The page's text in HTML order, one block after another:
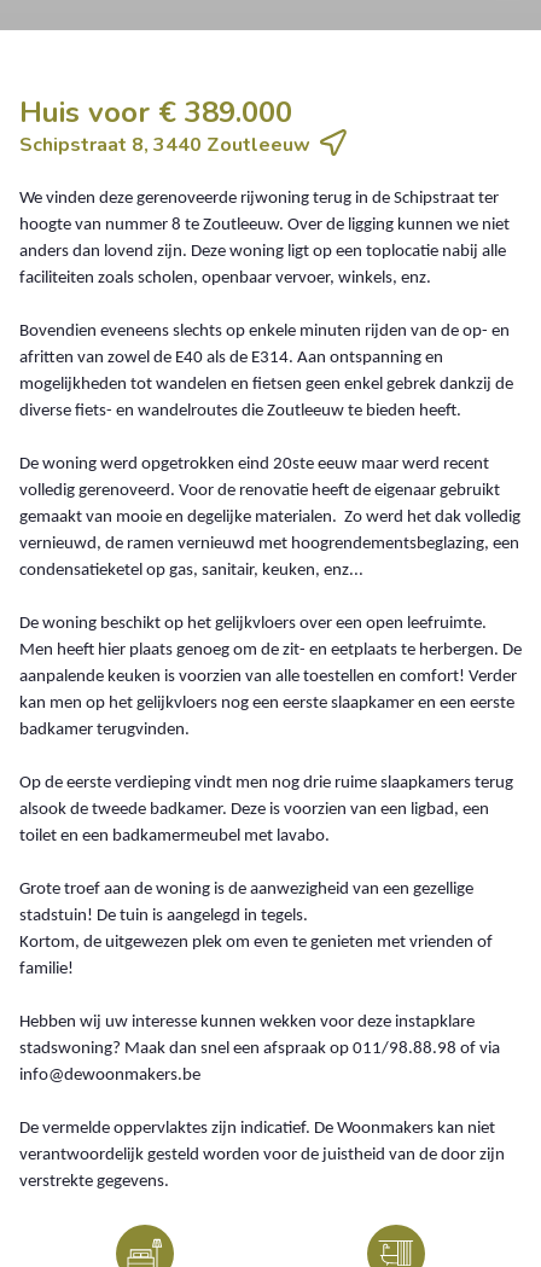
Huis voor € 389.000
Schipstraat 8, 3440 Zoutleeuw
We vinden deze gerenoveerde rijwoning terug in de Schipstraat ter
hoogte van nummer 8 te Zoutleeuw. Over de ligging kunnen we niet
anders dan lovend zijn. Deze woning ligt op een toplocatie nabij alle
faciliteiten zoals scholen, openbaar vervoer, winkels, enz.
Bovendien eveneens slechts op enkele minuten rijden van de op- en
afritten van zowel de E40 als de E314. Aan ontspanning en
mogelijkheden tot wandelen en fietsen geen enkel gebrek dankzij de
diverse fiets- en wandelroutes die Zoutleeuw te bieden heeft.
De woning werd opgetrokken eind 20ste eeuw maar werd recent
volledig gerenoveerd. Voor de renovatie heeft de eigenaar gebruikt
gemaakt van mooie en degelijke materialen. Zo werd het dak volledig
vernieuwd, de ramen vernieuwd met hoogrendementsbeglazing, een
condensatieketel op gas, sanitair, keuken, enz...
De woning beschikt op het gelijkvloers over een open leefruimte.
Men heeft hier plaats genoeg om de zit- en eetplaats te herbergen. De
aanpalende keuken is voorzien van alle toestellen en comfort! Verder
kan men op het gelijkvloers nog een eerste slaapkamer en een eerste
badkamer terugvinden.
Op de eerste verdieping vindt men nog drie ruime slaapkamers terug
alsook de tweede badkamer. Deze is voorzien van een ligbad, een
toilet en een badkamermeubel met lavabo.
Grote troef aan de woning is de aanwezigheid van een gezellige
stadstuin! De tuin is aangelegd in tegels.
Kortom, de uitgewezen plek om even te genieten met vrienden of
familie!
Hebben wij uw interesse kunnen wekken voor deze instapklare
stadswoning? Maak dan snel een afspraak op 011/98.88.98 of via
info@dewoonmakers.be
De vermelde oppervlaktes zijn indicatief. De Woonmakers kan niet
verantwoordelijk gesteld worden voor de juistheid van de door zijn
verstrekte gegevens.